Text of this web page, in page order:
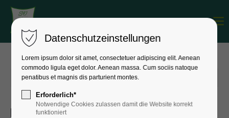
Login
Benutzername
Passwort
Menu
22.09.2019 20:00 von Kerstin Jost
Ergebnisse
Datenschutzeinstellungen
Lorem ipsum dolor sit amet, consectetuer adipiscing elit. Aenean
commodo ligula eget dolor. Aenean massa. Cum sociis natoque
penatibus et magnis dis parturient montes.
Erforderlich*
Notwendige Cookies zulassen damit die Website korrekt
funktioniert